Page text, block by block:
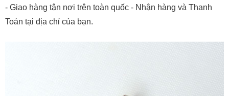
- Giao hàng tận nơi trên toàn quốc - Nhận hàng và Thanh
Toán tại địa chỉ của bạn.